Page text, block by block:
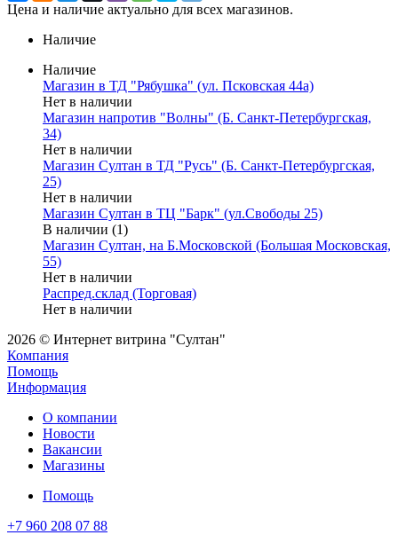
Цена и наличие актуально для всех магазинов.
Наличие
Наличие
Магазин в ТД "Рябушка" (ул. Псковская 44а)
Нет в наличии
Магазин напротив "Волны" (Б. Санкт-Петербургская,
34)
Нет в наличии
Магазин Султан в ТД "Русь" (Б. Санкт-Петербургская,
25)
Нет в наличии
Магазин Султан в ТЦ "Барк" (ул.Свободы 25)
В наличии (1)
Магазин Султан, на Б.Московской (Большая Московская,
55)
Нет в наличии
Распред.склад (Торговая)
Нет в наличии
2026 © Интернет витрина "Султан"
Компания
Помощь
Информация
О компании
Новости
Вакансии
Магазины
Помощь
+7 960 208 07 88